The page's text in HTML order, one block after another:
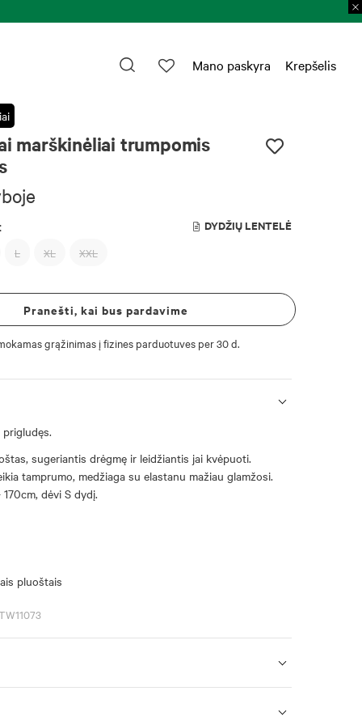
Krepšelis
Mano paskyra
marškinėliai trumpomis
DYDŽIŲ LENTELĖ
L XL XXL
Pranešti, kai bus pardavime
grąžinimas į fizines parduotuves per 30 d.
sugeriantis drėgmę ir leidžiantis jai kvėpuoti.
tamprumo, medžiaga su elastanu mažiau glamžosi.
dėvi S dydį.
pluoštais